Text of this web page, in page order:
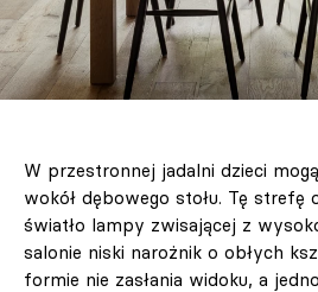
W przestronnej jadalni dzieci
wokół dębowego stołu. Tę strefę
światło lampy zwisającej z
salonie niski narożnik o obłych
formie nie zasłania widoku, a